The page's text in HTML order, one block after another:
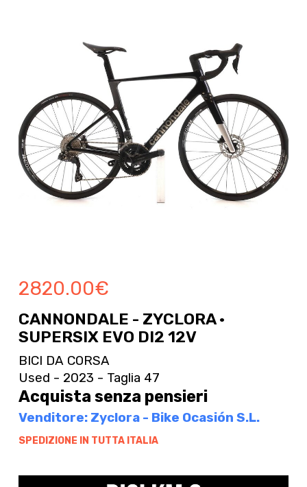
2820.00€
CANNONDALE - ZYCLORA ·
SUPERSIX EVO DI2 12V
BICI DA CORSA
Used - 2023 - Taglia 47
Acquista senza pensieri
Venditore: Zyclora - Bike Ocasión S.L.
SPEDIZIONE IN TUTTA ITALIA